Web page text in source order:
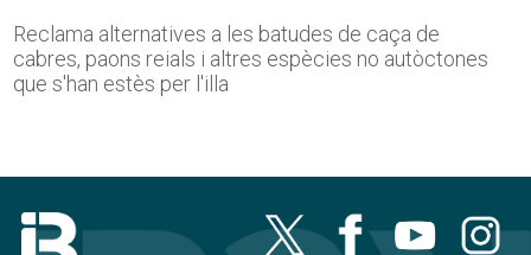
Reclama alternatives a les batudes de caça de
cabres, paons reials i altres espècies no autòctones
que s'han estès per l'illa